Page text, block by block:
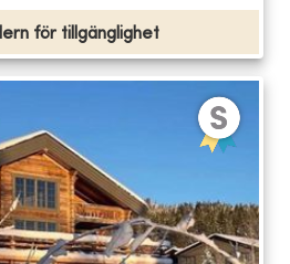
för tillgänglighet